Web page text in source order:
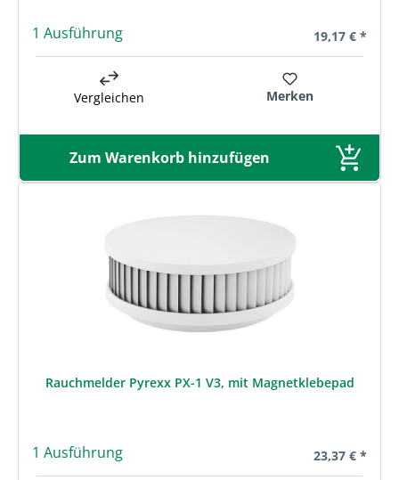
1 Ausführung Regulärer
19,17 € *
Vergleichen Merken
Zum Warenkorb hinzufügen
Rauchmelder Pyrexx PX-1 V3, mit Magnetklebepad
1 Ausführung Regulärer
23,37 € *